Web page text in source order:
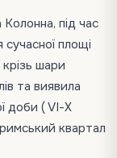
під час
площі
шари
та виявила
доби ( VІ-Х
квартал